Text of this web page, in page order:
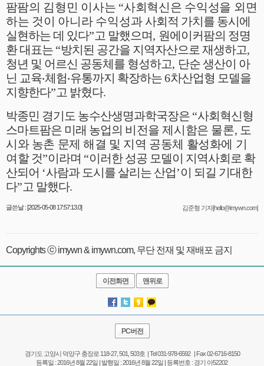
팜팜의 김형민 이사는 “사회혁신은 수익성을 외면
하는 것이 아니라 수익성과 사회적 가치를 동시에
실현하는 데 있다”고 말했으며, 원에이커팜의 정명
환 대표는 “방치된 공간을 지역자산으로 재생하고,
청년 및 어르신 공동체를 형성하고, 단순 생산이 아
닌 교육‧체험‧유통까지 확장하는6차산업형 모델을
지향한다”고 밝혔다.
박종민 경기도 농수산생명과학국장은 “사회혁신형
스마트팜은 미래 농업의 비전을 제시함은 물론, 도
시와 농촌 문제 해결 및 지역 공동체 활성화에 기
여 할 것”이라며 “이러한 성공 모델이 지역사회로 확
산되어 ‘사람과 도시를 살리는 산업’이 되길 기대한
다”고 말했다.
글쓴날 : [2025-05-08 17:57:13.0] 김준형 기자[hello@imywn.com]
Copyrights ⓒ imywn & imywn.com, 무단 전재 및 재배포 금지
이전화면 맨위로
PC버전
경기도 고양시 덕양구 충장로 118-27, 501, 503호 | Tel 031-978-6592 | Fax 02-6716-8150
등록일 : 2016년 8월 22일 | 발행일 : 2016년 8월 22일 | 등록번호 : 경기 아52202